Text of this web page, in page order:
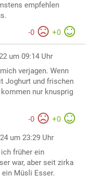
empfehlen
-0 +0
um 09:14 Uhr
verjagen. Wenn
Joghurt und frischen
nur knusprig
-0 +0
um 23:29 Uhr
früher ein
war, aber seit zirka
Müsli Esser.